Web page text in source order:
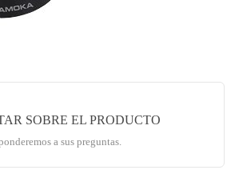
SOBRE EL PRODUCTO
a sus preguntas.